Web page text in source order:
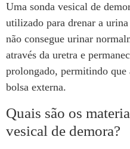
Uma sonda vesical de
utilizado para drenar a
não consegue urinar
através da uretra e
prolongado, permitindo que
bolsa externa.
Quais são os
vesical de demora?